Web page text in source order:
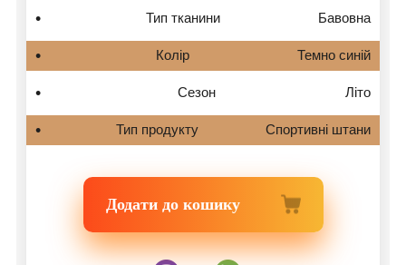
Тип тканини Бавовна
Колір Темно синій
Сезон Літо
Тип продукту Спортивні штани
Додати до кошику